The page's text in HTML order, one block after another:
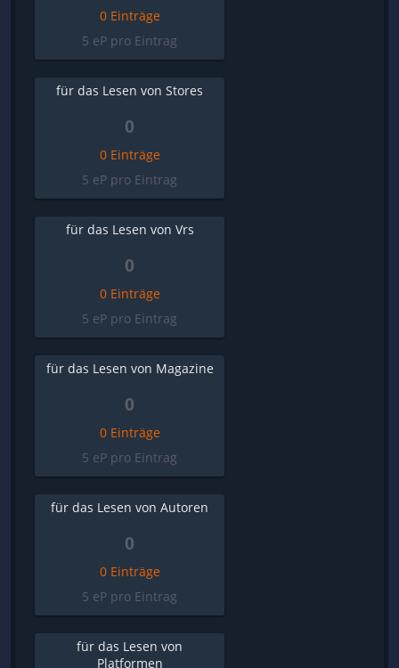
0 Einträge
5 eP pro Eintrag
für das Lesen von Stores
0
0 Einträge
5 eP pro Eintrag
für das Lesen von Vrs
0
0 Einträge
5 eP pro Eintrag
für das Lesen von Magazine
0
0 Einträge
5 eP pro Eintrag
für das Lesen von Autoren
0
0 Einträge
5 eP pro Eintrag
für das Lesen von
Platformen